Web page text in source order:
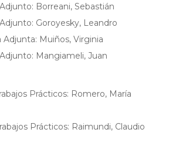
Borreani, Sebastián
Goroyesky, Leandro
Adjunta: Muiños, Virginia
Mangiameli, Juan
Prácticos: Romero, María
Prácticos: Raimundi, Claudio